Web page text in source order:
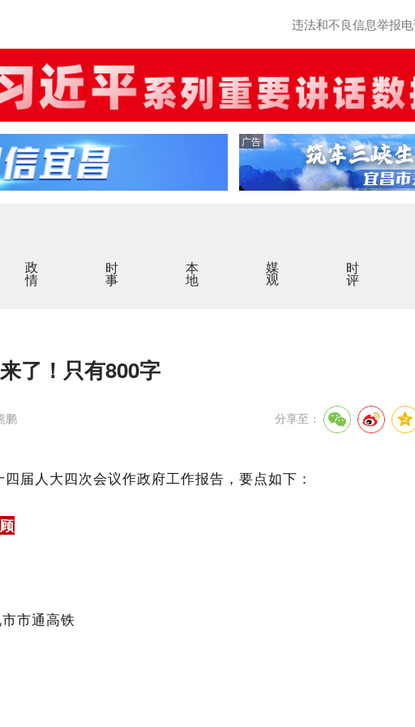
违法和不良信息举报
广告
政情 时事 本地 媒观 时评
了！只有800字
鹏 分享至：
四届人大四次会议作政府工作报告， 要点如下：
市通高铁